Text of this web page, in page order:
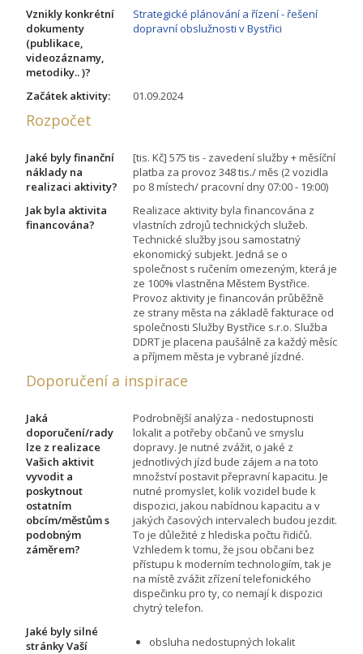
Vznikly konkrétní
dokumenty
(publikace,
videozáznamy,
metodiky.. )?
Strategické plánování a řízení - řešení
dopravní obslužnosti v Bystřici
Začátek aktivity: 01.09.2024
Rozpočet
Jaké byly finanční
náklady na
realizaci aktivity?
[tis. Kč] 575 tis - zavedení služby + měsíční
platba za provoz 348 tis./ měs (2 vozidla
po 8 místech/ pracovní dny 07:00 - 19:00)
Jak byla aktivita
financována?
Realizace aktivity byla financována z
vlastních zdrojů technických služeb.
Technické služby jsou samostatný
ekonomický subjekt. Jedná se o
společnost s ručením omezeným, která je
ze 100% vlastněna Městem Bystřice.
Provoz aktivity je financován průběžně
ze strany města na základě fakturace od
společnosti Služby Bystřice s.r.o. Služba
DDRT je placena paušálně za každý měsíc
a příjmem města je vybrané jízdné.
Doporučení a inspirace
Jaká
doporučení/rady
lze z realizace
Vašich aktivit
vyvodit a
poskytnout
ostatním
obcím/městům s
podobným
záměrem?
Podrobnější analýza - nedostupnosti
lokalit a potřeby občanů ve smyslu
dopravy. Je nutné zvážit, o jaké z
jednotlivých jízd bude zájem a na toto
množství postavit přepravní kapacitu. Je
nutné promyslet, kolik vozidel bude k
dispozici, jakou nabídnou kapacitu a v
jakých časových intervalech budou jezdit.
To je důležité z hlediska počtu řidičů.
Vzhledem k tomu, že jsou občani bez
přístupu k moderním technologiím, tak je
na místě zvážit zřízení telefonického
dispečinku pro ty, co nemají k dispozici
chytrý telefon.
Jaké byly silné
stránky Vaší
obsluha nedostupných lokalit